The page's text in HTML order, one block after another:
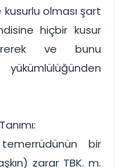
olması şart
hiçbir kusur
ve bunu
bir
zarar TBK. m.